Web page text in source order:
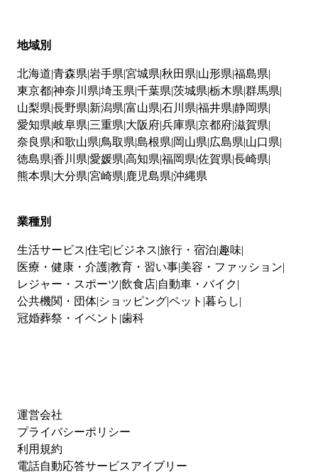
地域別
北海道 青森県 岩手県 宮城県 秋田県 山形県 福島県
東京都神奈川県 埼玉県 千葉県 茨城県 栃木県 群馬県
山梨県 長野県 新潟県 富山県 石川県 福井県 静岡県
愛知県 岐阜県 三重県 大阪府兵庫県 京都府滋賀県
奈良県 和歌山県 鳥取県 島根県 岡山県 広島県 山口県
徳島県 香川県 愛媛県 高知県 福岡県 佐賀県 長崎県
熊本県 大分県 宮崎県 鹿児島県 沖縄県
業種別
生活サービス 住宅 ビジネス 旅行・宿泊 趣味
医療・健康・介護教育・習い事 美容・ファッション
レジャー・スポーツ 飲食店 自動車・バイク
公共機関・団体 ショッピングペット 暮らし
冠婚葬祭・イベント 歯科
運営会社
プライバシーポリシー
利用規約
電話自動応答サービスアイブリー